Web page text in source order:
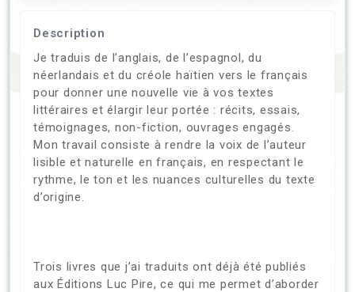
Description
Je traduis de l’anglais, de l’espagnol, du
néerlandais et du créole haïtien vers le français
pour donner une nouvelle vie à vos textes
littéraires et élargir leur portée : récits, essais,
témoignages, non-fiction, ouvrages engagés.
Mon travail consiste à rendre la voix de l’auteur
lisible et naturelle en français, en respectant le
rythme, le ton et les nuances culturelles du texte
d’origine.
Trois livres que j’ai traduits ont déjà été publiés
aux Éditions Luc Pire, ce qui me permet d’aborder